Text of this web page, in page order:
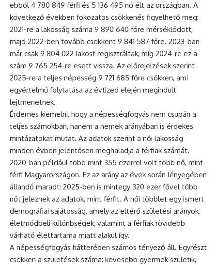
ebből 4 780 849 férfi és 5 136 495 nő élt az országban. A
következő években fokozatos csökkenés figyelhető meg:
2021-re a lakosság száma 9 890 640 főre mérséklődött,
majd 2022-ben tovább csökkent 9 841 587 főre. 2023-ban
már csak 9 804 022 lakost regisztráltak, míg 2024-re ez a
szám 9 765 254-re esett vissza. Az előrejelzések szerint
2025-re a teljes népesség 9 721 685 főre csökken, ami
egyértelmű folytatása az évtized elején megindult
lejtmenetnek.
Érdemes kiemelni, hogy a népességfogyás nem csupán a
teljes számokban, hanem a nemek arányában is érdekes
mintázatokat mutat. Az adatok szerint a női lakosság
minden évben jelentősen meghaladja a férfiak számát.
2020-ban például több mint 355 ezerrel volt több nő, mint
férfi Magyarországon. Ez az arány az évek során lényegében
állandó maradt: 2025-ben is mintegy 320 ezer fővel több
nőt jeleznek az adatok, mint férfit. A női többlet egy ismert
demográfiai sajátosság, amely az eltérő születési arányok,
életmódbeli különbségek, valamint a férfiak rövidebb
várható élettartama miatt alakul így.
A népességfogyás hátterében számos tényező áll. Egyrészt
csökken a születések száma: kevesebb gyermek születik,